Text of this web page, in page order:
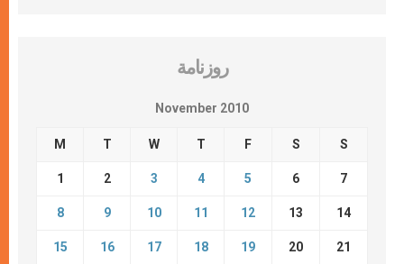
روزنامة
November 2010
M T W T F S S
1 2 3 4 5 6 7
8 9 10 11 12 13 14
15 16 17 18 19 20 21